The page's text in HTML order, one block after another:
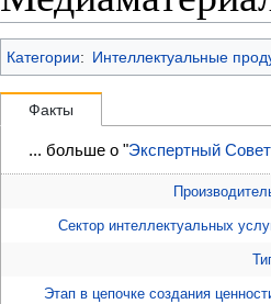
Категории: Интеллектуальные
Факты
... больше о "Экспертный Совет
Сектор интеллектуальных
Этап в цепочке создания